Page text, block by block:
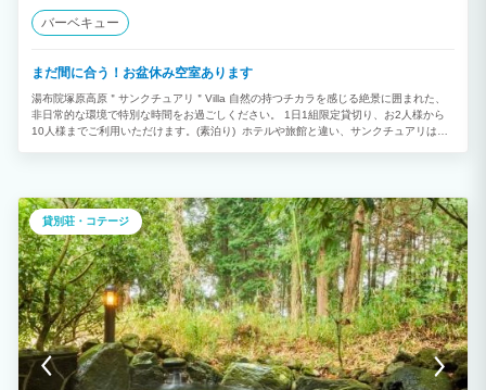
バーベキュー
まだ間に合う！お盆休み空室あります
湯布院塚原高原＂サンクチュアリ＂Villa 自然の持つチカラを感じる絶景に囲まれた、
非日常的な環境で特別な時間をお過ごしください。 1日1組限定貸切り、お2人様から
10人様までご利用いただけます。(素泊り) ホテルや旅館と違い、サンクチュアリはオ
イルで楽しめます。 1組限定貸し切りヴィラなので、周りを気にせず、カップルやご家
族、グループ様に喜んでいただいています。 また当施設はセミナーやイベント宿泊に
もご利用いただけます。 (1団体様当りイベントレンタル料金1日20,000円、2日
25,000円)※お支払いは別途現地にて現金精算となります。 ゲスト様宿泊棟の別棟に
オーナー夫婦が住んでおり、チェックインの際に設備の説明をさせていただきます。
※3泊以上で連泊割引あり(20%off) 由布岳、鶴見岳、伽藍岳、塚原高原を見渡せる絶景
パノラマビューのサンクチュアリへぜひお越しください。
貸別荘・コテージ